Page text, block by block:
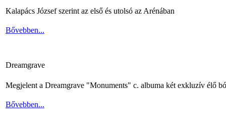
Kalapács József szerint az első és utolsó az Arénában
Bővebben...
Dreamgrave
Megjelent a Dreamgrave "Monuments" c. albuma két exkluzív élő
Bővebben...